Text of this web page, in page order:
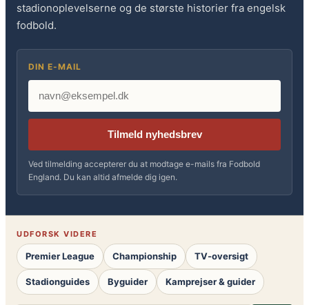
stadionoplevelserne og de største historier fra engelsk
fodbold.
DIN E-MAIL
Tilmeld nyhedsbrev
Ved tilmelding accepterer du at modtage e-mails fra Fodbold
England. Du kan altid afmelde dig igen.
UDFORSK VIDERE
Premier League Championship TV-oversigt
Stadionguides Byguider Kamprejser & guider